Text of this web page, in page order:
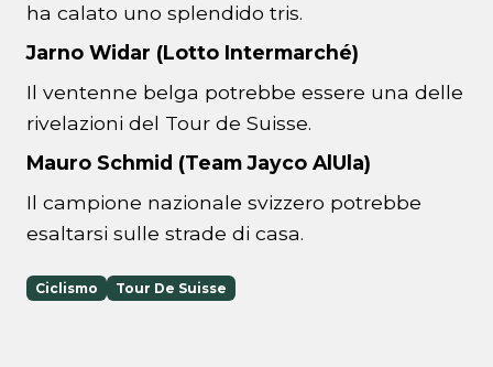
ha calato uno splendido tris.
Jarno Widar (Lotto Intermarché)
Il ventenne belga potrebbe essere una delle
rivelazioni del Tour de Suisse.
Mauro Schmid (Team Jayco AlUla)
Il campione nazionale svizzero potrebbe
esaltarsi sulle strade di casa.
Ciclismo Tour De Suisse